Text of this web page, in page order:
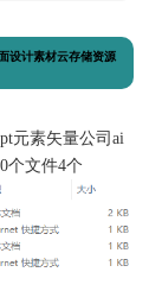
设计素材云存储资源
元素矢量公司ai
个文件4个